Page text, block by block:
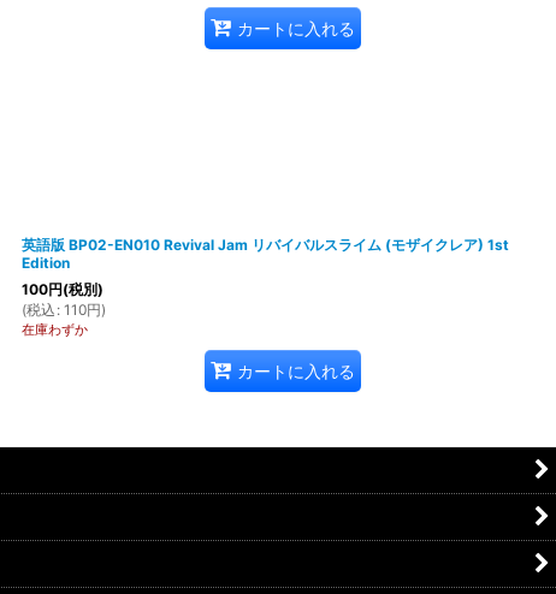
カートに入れる
英語版 BP02-EN010 Revival Jam リバイバルスライム (モザイクレア) 1st
Edition
100円(税別)
(税込 : 110円)
在庫わずか
カートに入れる